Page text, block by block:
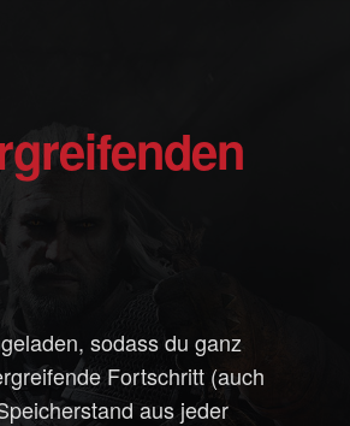
sodass du ganz
Fortschritt (auch
aus jeder